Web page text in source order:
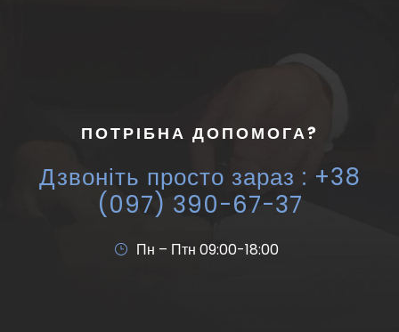
ПОТРІБНА ДОПОМОГА?
Дзвоніть просто зараз : +38
(097) 390-67-37
Пн – Птн 09:00-18:00